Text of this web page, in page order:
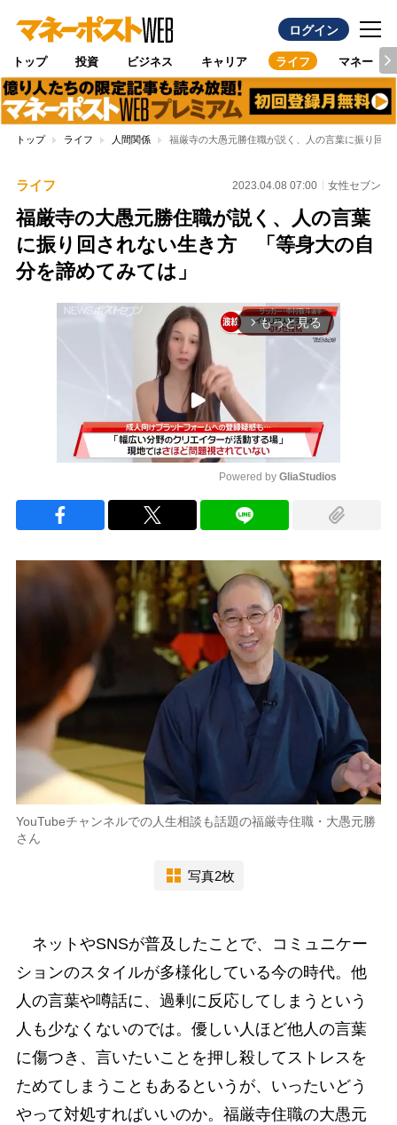
ログイン
トップ 投資 ビジネス キャリア ライフ マネー
トップ ライフ 人間関係 福厳寺の大愚元勝住職が説く、人の言葉に振り回
ライフ 2023.04.08 07:00 女性セブン
福厳寺の大愚元勝住職が説く、人の言葉
に振り回されない生き方 「等身大の自
分を諦めてみては」
arrow_forward_ios もっと見る
Powered by GliaStudios
YouTubeチャンネルでの人生相談も話題の福厳寺住職・大愚元勝
さん
写真2枚
ネットやSNSが普及したことで、コミュニケー
ションのスタイルが多様化している今の時代。他
人の言葉や噂話に、過剰に反応してしまうという
人も少なくないのでは。優しい人ほど他人の言葉
に傷つき、言いたいことを押し殺してストレスを
ためてしまうこともあるというが、いったいどう
やって対処すればいいのか。福厳寺住職の大愚元